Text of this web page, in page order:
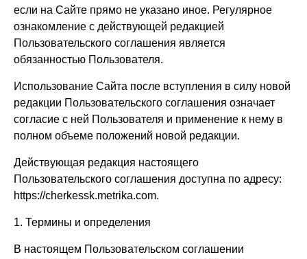
если на Сайте прямо не указано иное. Регулярное
ознакомление с действующей редакцией
Пользовательского соглашения является
обязанностью Пользователя.
Использование Сайта после вступления в силу новой
редакции Пользовательского соглашения означает
согласие с ней Пользователя и применение к нему в
полном объеме положений новой редакции.
Действующая редакция настоящего
Пользовательского соглашения доступна по адресу:
https://cherkessk.metrika.com.
1. Термины и определения
В настоящем Пользовательском соглашении